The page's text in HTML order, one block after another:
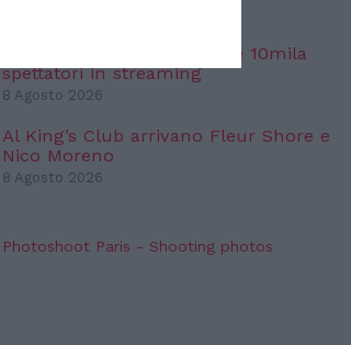
Voci dal Mediterraneo, oltre 10mila
spettatori in streaming
8 Agosto 2026
Al King’s Club arrivano Fleur Shore e
Nico Moreno
8 Agosto 2026
Photoshoot Paris - Shooting photos